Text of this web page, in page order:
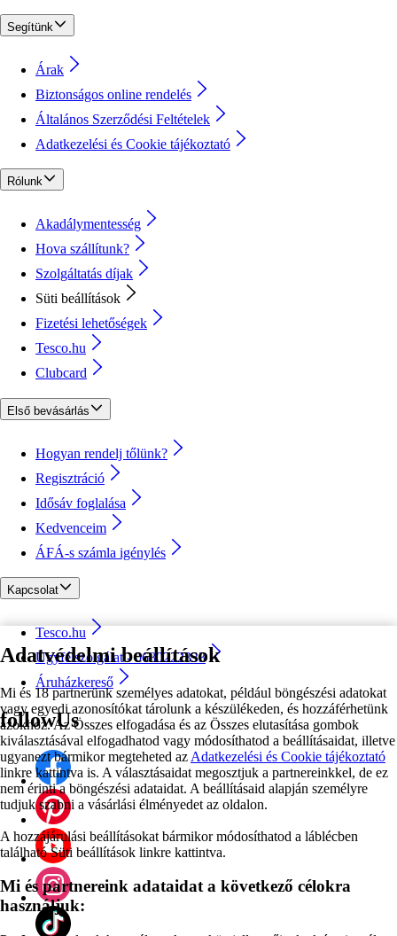
Adatvédelmi beállítások
Mi és 18 partnerünk személyes adatokat, például böngészési adatokat
vagy egyedi azonosítókat tárolunk a készülékeden, és hozzáférhetünk
azokhoz. Az Összes elfogadása és az Összes elutasítása gombok
kiválasztásával elfogadhatod vagy módosíthatod a beállításaidat, illetve
ugyanezt bármikor megteheted az Adatkezelési és Cookie tájékoztató
linkre kattintva is. A választásaidat megosztjuk a partnereinkkel, de ez
nem érinti a böngészési adataidat. A beállításaid alapján személyre
tudjuk szabni a vásárlási élményedet az oldalon.
A hozzájárulási beállításokat bármikor módosíthatod a láblécben
található Süti beállítások linkre kattintva.
Mi és partnereink adataidat a következő célokra
használjuk:
Segítünk
Árak
Biztonságos online rendelés
Általános Szerződési Feltételek
Adatkezelési és Cookie tájékoztató
Rólunk
Akadálymentesség
Hova szállítunk?
Szolgáltatás díjak
Süti beállítások
Fizetési lehetőségek
Tesco.hu
Clubcard
Első bevásárlás
Hogyan rendelj tőlünk?
Regisztráció
Idősáv foglalása
Kedvenceim
ÁFÁ-s számla igénylés
Kapcsolat
Tesco.hu
Ügyfélszolgálat - 0680222333
Áruházkereső
followUs